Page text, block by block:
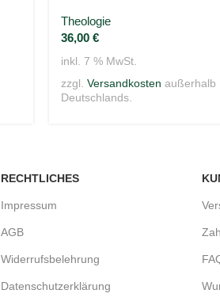
Theologie
36,00 €
inkl. 7 % MwSt.
zzgl. Versandkosten außerhalb
Deutschlands.
RECHTLICHES
Impressum
AGB
Widerrufsbelehrung
Datenschutzerklärung